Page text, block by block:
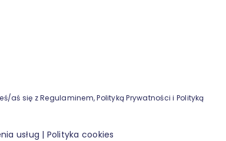
aś się z Regulaminem, Polityką Prywatności i Polityką
usług | Polityka cookies